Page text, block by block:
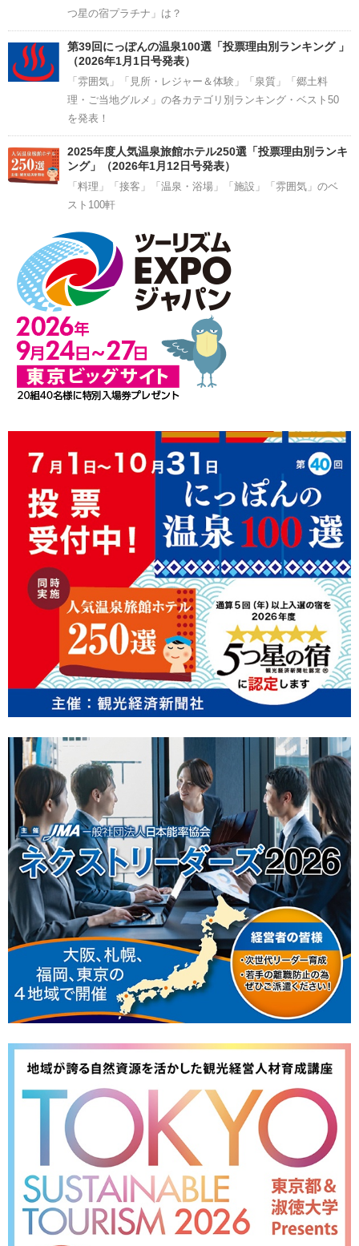
つ星の宿プラチナ」は？
第39回にっぽんの温泉100選「投票理由別ランキング 」
（2026年1月1日号発表）
「雰囲気」「見所・レジャー＆体験」「泉質」「郷土料
理・ご当地グルメ」の各カテゴリ別ランキング・ベスト50
を発表！
2025年度人気温泉旅館ホテル250選「投票理由別ランキ
ング」（2026年1月12日号発表）
「料理」「接客」「温泉・浴場」「施設」「雰囲気」のベ
スト100軒